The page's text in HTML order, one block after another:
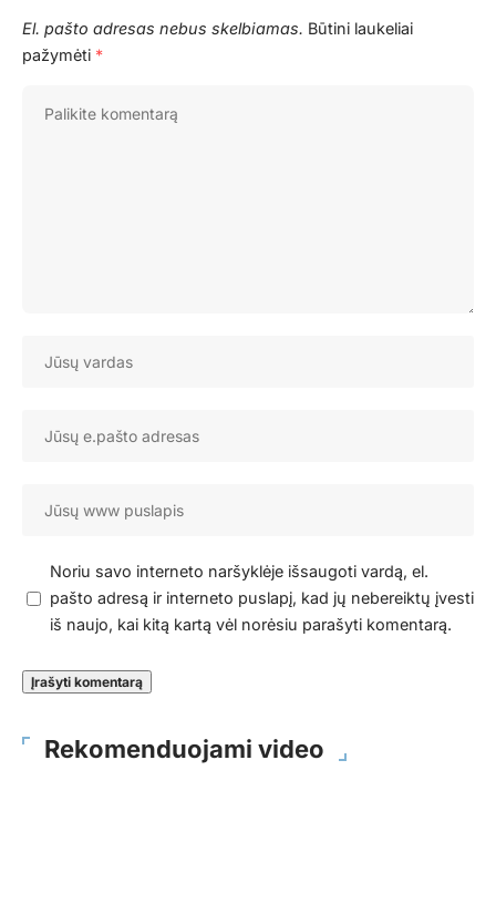
El. pašto adresas nebus skelbiamas. Būtini laukeliai
pažymėti *
Noriu savo interneto naršyklėje išsaugoti vardą, el.
pašto adresą ir interneto puslapį, kad jų nebereiktų įvesti
iš naujo, kai kitą kartą vėl norėsiu parašyti komentarą.
Rekomenduojami video